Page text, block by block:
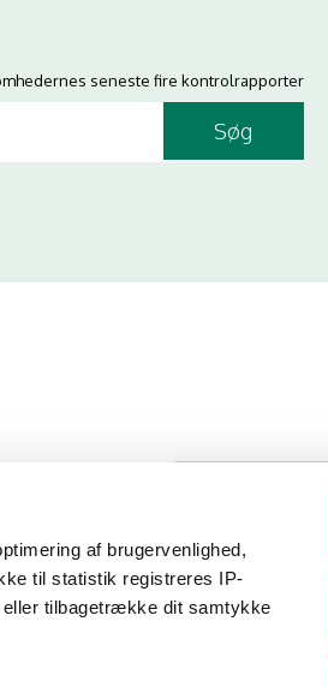
af brugervenlighed,
til statistik registreres IP-
tilbagetrække dit samtykke
seneste fire kontrolrapporter
Søg
Detail
Branche